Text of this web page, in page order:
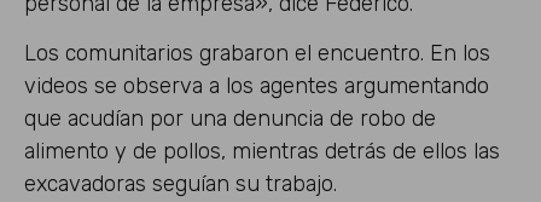
Los comunitarios grabaron el encuentro. En los
videos se observa a los agentes argumentando
que acudían por una denuncia de robo de
alimento y de pollos, mientras detrás de ellos las
excavadoras seguían su trabajo.